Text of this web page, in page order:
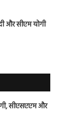
और सीएम योगी
सीएसएएम और